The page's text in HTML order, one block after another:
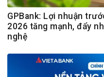
GPBank: Lợi nhuận
2026 tăng mạnh, đẩy
nghệ